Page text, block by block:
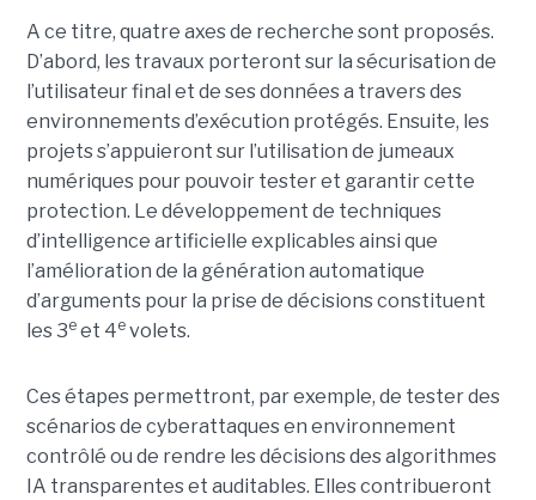
A ce titre, quatre axes de recherche sont proposés.
D’abord, les travaux porteront sur la sécurisation de
l’utilisateur final et de ses données a travers des
environnements d’exécution protégés. Ensuite, les
projets s’appuieront sur l’utilisation de jumeaux
numériques pour pouvoir tester et garantir cette
protection. Le développement de techniques
d’intelligence artificielle explicables ainsi que
l’amélioration de la génération automatique
d’arguments pour la prise de décisions constituent
les 3eet 4evolets.
Ces étapes permettront, par exemple, de tester des
scénarios de cyberattaques en environnement
contrôlé ou de rendre les décisions des algorithmes
IA transparentes et auditables. Elles contribueront